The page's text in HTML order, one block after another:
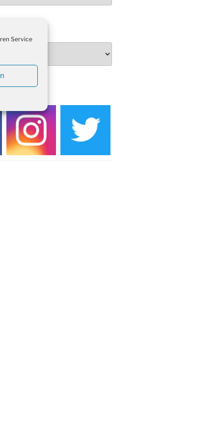
Service
um 16:00 Uhr
Umzug in Drabenderhöhe um
Drabenderhöhe um 11:15 Uhr
Ev. Gemeindehaus von 14-
des Honterus Chors im
um 19:00 Uhr
im Ev. Gemeindehaus von